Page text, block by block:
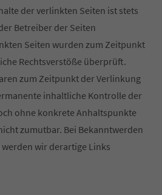
der verlinkten Seiten ist stets
Betreiber der Seiten
Seiten wurden zum Zeitpunkt
Rechtsverstöße überprüft.
zum Zeitpunkt der Verlinkung
inhaltliche Kontrolle der
ohne konkrete Anhaltspunkte
zumutbar. Bei Bekanntwerden
wir derartige Links